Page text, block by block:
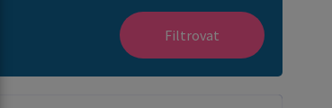
Filtrovat